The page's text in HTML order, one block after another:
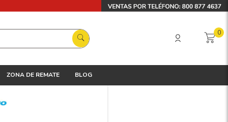
0
ZONA DE REMATE BLOG